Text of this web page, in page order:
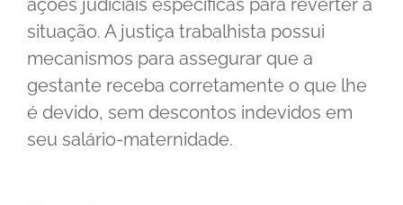
ações judiciais específicas para reverter a
situação. A justiça trabalhista possui
mecanismos para assegurar que a
gestante receba corretamente o que lhe
é devido, sem descontos indevidos em
seu salário-maternidade.